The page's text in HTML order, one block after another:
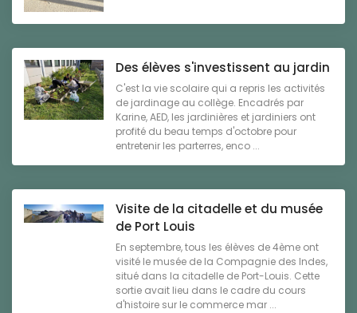
Des élèves s'investissent au jardin
C'est la vie scolaire qui a repris les activités
de jardinage au collège. Encadrés par
Karine, AED, les jardinières et jardiniers ont
profité du beau temps d'octobre pour
entretenir les parterres, enco ...
Visite de la citadelle et du musée
de Port Louis
En septembre, tous les élèves de 4ème ont
visité le musée de la Compagnie des Indes,
situé dans la citadelle de Port-Louis. Cette
sortie avait lieu dans le cadre du cours
d'histoire sur le commerce mar ...